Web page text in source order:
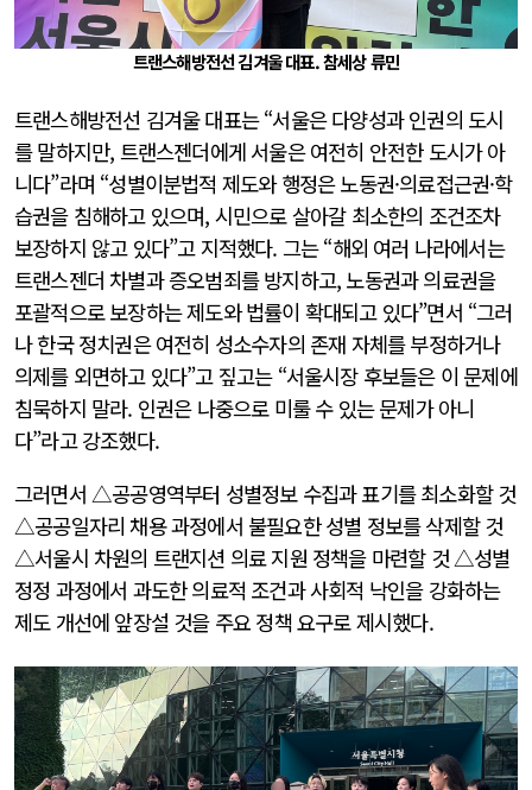
트랜스해방전선 김겨울 대표. 참세상 류민
트랜스해방전선 김겨울 대표는 “서울은 다양성과 인권의 도시
를 말하지만, 트랜스젠더에게 서울은 여전히 안전한 도시가 아
니다”라며 “성별이분법적 제도와 행정은 노동권·의료접근권·학
습권을 침해하고 있으며, 시민으로 살아갈 최소한의 조건조차
보장하지 않고 있다”고 지적했다. 그는 “해외 여러 나라에서는
트랜스젠더 차별과 증오범죄를 방지하고, 노동권과 의료권을
포괄적으로 보장하는 제도와 법률이 확대되고 있다”면서 “그러
나 한국 정치권은 여전히 성소수자의 존재 자체를 부정하거나
의제를 외면하고 있다”고 짚고는 “서울시장 후보들은 이 문제에
침묵하지 말라. 인권은 나중으로 미룰 수 있는 문제가 아니
다”라고 강조했다.
그러면서 △공공영역부터 성별정보 수집과 표기를 최소화할 것
△공공일자리 채용 과정에서 불필요한 성별 정보를 삭제할 것
△서울시 차원의 트랜지션 의료 지원 정책을 마련할 것 △성별
정정 과정에서 과도한 의료적 조건과 사회적 낙인을 강화하는
제도 개선에 앞장설 것을 주요 정책 요구로 제시했다.